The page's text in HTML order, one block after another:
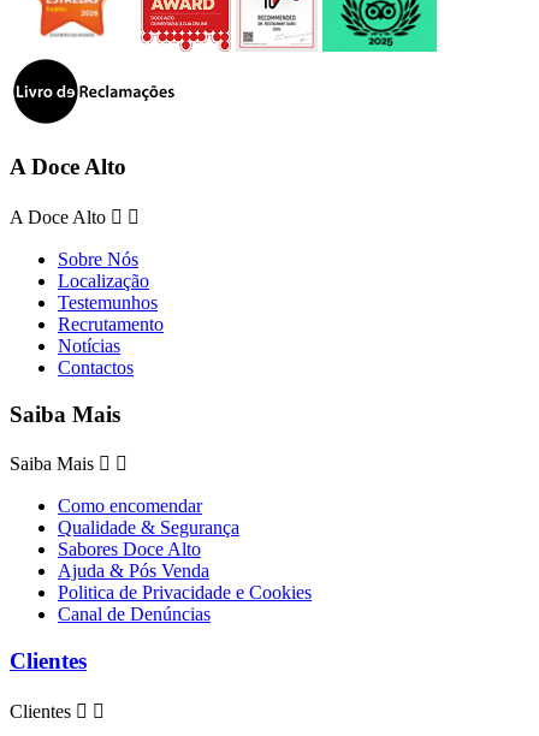
A Doce Alto
A Doce Alto  
Sobre Nós
Localização
Testemunhos
Recrutamento
Notícias
Contactos
Saiba Mais
Saiba Mais  
Como encomendar
Qualidade & Segurança
Sabores Doce Alto
Ajuda & Pós Venda
Politica de Privacidade e Cookies
Canal de Denúncias
Clientes
Clientes  